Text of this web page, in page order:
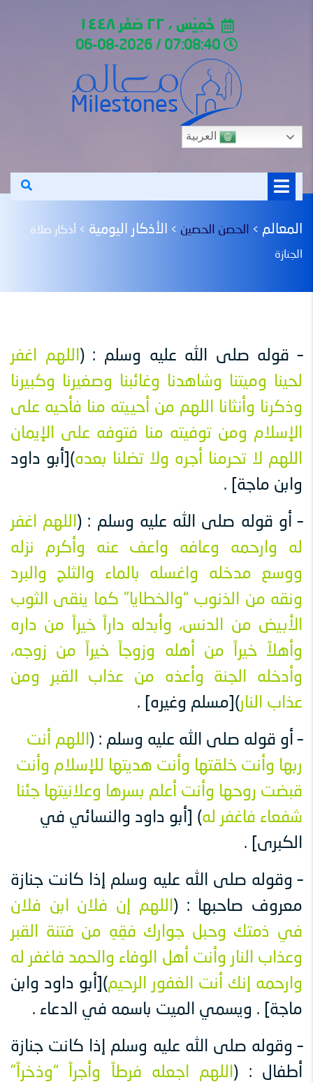
خَمِيْس ، ٢٢ صَفَر ١٤٤٨
العربية
المعالم > الحصن الحصين > الأذكار اليومية > أذكار صلاة
الجنازة
– قوله صلى الله عليه وسلم : (اللهم اغفر
لحينا وميتنا وشاهدنا وغائبنا وصغيرنا وكبيرنا
وذكرنا وأنثانا اللهم من أحييته منا فأحيه على
الإسلام ومن توفيته منا فتوفه على الإيمان
اللهم لا تحرمنا أجره ولا تضلنا بعده)[أبو داود
وابن ماجة] .
– أو قوله صلى الله عليه وسلم : (اللهم اغفر
له وارحمه وعافه واعف عنه وأكرم نزله
ووسع مدخله واغسله بالماء والثلج والبرد
ونقه من الذنوب “والخطايا” كما ينقى الثوب
الأبيض من الدنس، وأبدله داراً خيراً من داره
وأهلاً خيراً من أهله وزوجاً خيراً من زوجه،
وأدخله الجنة وأعذه من عذاب القبر ومن
عذاب النار)[مسلم وغيره] .
– أو قوله صلى الله عليه وسلم : (اللهم أنت
ربها وأنت خلقتها وأنت هديتها للإسلام وأنت
قبضت روحها وأنت أعلم بسرها وعلانيتها جئنا
شفعاء فاغفر له) [أبو داود والنسائي في
الكبرى] .
– وقوله صلى الله عليه وسلم إذا كانت جنازة
معروف صاحبها : (اللهم إن فلان ابن فلان
في ذمتك وحبل جوارك فقِهِ من فتنة القبر
وعذاب النار وأنت أهل الوفاء والحمد فاغفر له
وارحمه إنك أنت الغفور الرحيم)[أبو داود وابن
ماجة] . ويسمي الميت باسمه في الدعاء .
– وقوله صلى الله عليه وسلم إذا كانت جنازة
أطفال : (اللهم اجعله فرطاً وأجراً “وذخراً”